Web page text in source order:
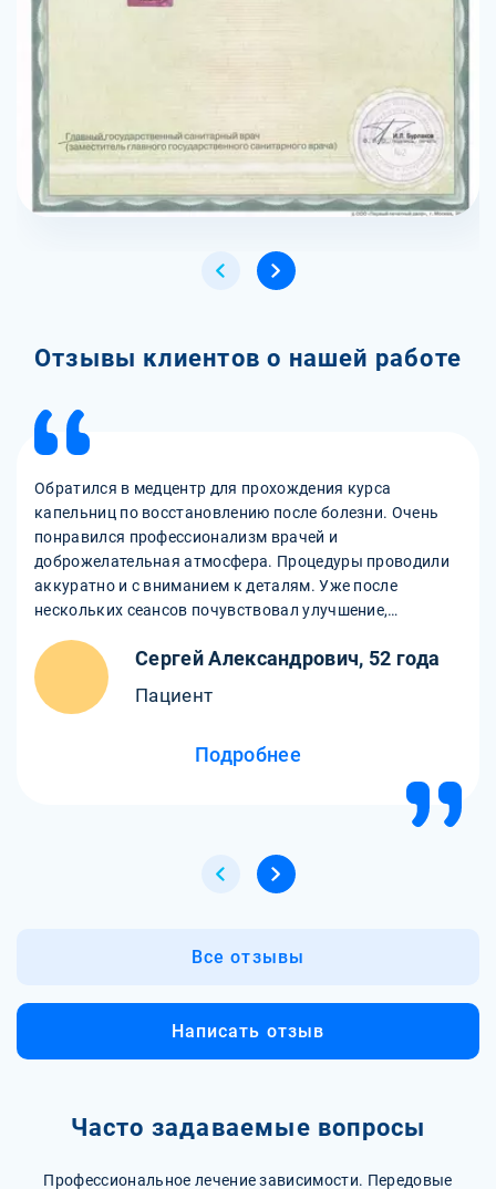
Отзывы клиентов о нашей работе
Обратился в медцентр для прохождения курса
капельниц по восстановлению после болезни. Очень
понравился профессионализм врачей и
доброжелательная атмосфера. Процедуры проводили
аккуратно и с вниманием к деталям. Уже после
нескольких сеансов почувствовал улучшение,
персоналу за внимательный подход и заботу!
Сергей Александрович, 52 года
Пациент
Подробнее
Все отзывы
Написать отзыв
Часто задаваемые вопросы
Профессиональное лечение зависимости. Передовые